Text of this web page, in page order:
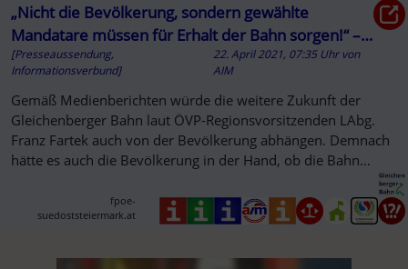
„Nicht die Bevölkerung, sondern gewählte
Mandatare müssen für Erhalt der Bahn sorgen!“ –
FPÖ Südoststeiermark
[Presseaussendung,
Informationsverbund]
22. April 2021, 07:35 Uhr von
AIM
Gemäß Medienberichten würde die weitere Zukunft der
Gleichenberger Bahn laut ÖVP-Regionsvorsitzenden LAbg.
Franz Fartek auch von der Bevölkerung abhängen. Demnach
hätte es auch die Bevölkerung in der Hand, ob die Bahn
fpoe-
suedoststeiermark.at